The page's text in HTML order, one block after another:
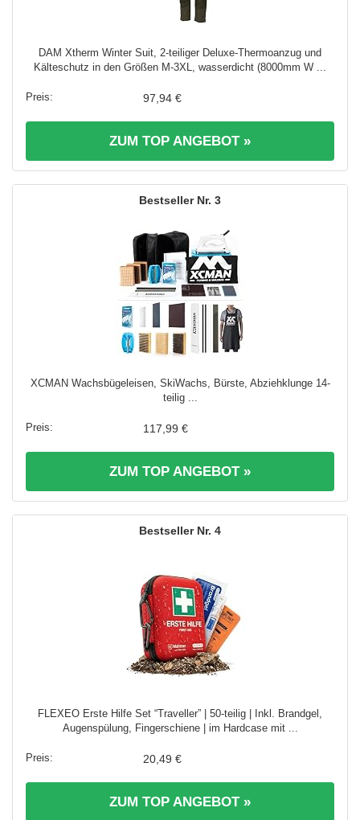
DAM Xtherm Winter Suit, 2-teiliger Deluxe-Thermoanzug und
Kälteschutz in den Größen M-3XL, wasserdicht (8000mm W ...
97,94 €
ZUM TOP ANGEBOT »
3
XCMAN Wachsbügeleisen, SkiWachs, Bürste, Abziehklunge 14-
teilig ...
117,99 €
ZUM TOP ANGEBOT »
4
FLEXEO Erste Hilfe Set “Traveller” | 50-teilig | Inkl. Brandgel,
Augenspülung, Fingerschiene | im Hardcase mit ...
20,49 €
ZUM TOP ANGEBOT »